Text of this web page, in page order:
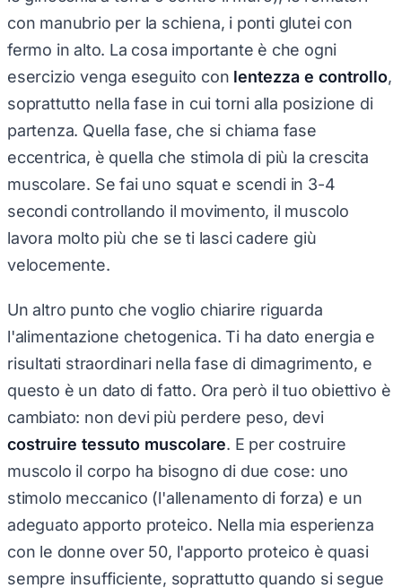
con manubrio per la schiena, i ponti glutei con
fermo in alto. La cosa importante è che ogni
esercizio venga eseguito con lentezza e controllo
soprattutto nella fase in cui torni alla posizione di
partenza. Quella fase, che si chiama fase
eccentrica, è quella che stimola di più la crescita
muscolare. Se fai uno squat e scendi in 3-4
secondi controllando il movimento, il muscolo
lavora molto più che se ti lasci cadere giù
velocemente.
Un altro punto che voglio chiarire riguarda
l'alimentazione chetogenica. Ti ha dato energia e
risultati straordinari nella fase di dimagrimento, e
questo è un dato di fatto. Ora però il tuo obiettivo è
cambiato: non devi più perdere peso, devi
costruire tessuto muscolare . E per costruire
muscolo il corpo ha bisogno di due cose: uno
stimolo meccanico (l'allenamento di forza) e un
adeguato apporto proteico. Nella mia esperienza
con le donne over 50, l'apporto proteico è quasi
sempre insufficiente, soprattutto quando si segue